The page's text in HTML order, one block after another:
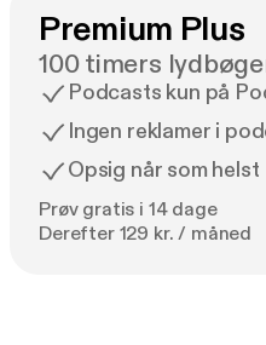
Premium Plus
100 timers
Podcasts kun på
Ingen reklamer i
Opsig når som helst
Prøv gratis i 14 dage
Derefter 129 kr. / måned